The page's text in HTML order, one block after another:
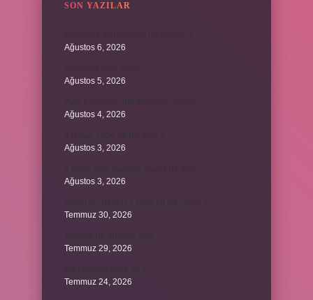
SON YAZILAR
Ağustos 6, 2026
Ağustos 5, 2026
Ağustos 4, 2026
Ağustos 3, 2026
Ağustos 3, 2026
Temmuz 30, 2026
Temmuz 29, 2026
Temmuz 24, 2026